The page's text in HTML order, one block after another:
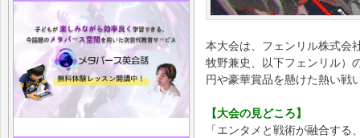
本大会は、フェンリル株式会
牧野兼史、以下フェンリル）
円や豪華賞品を懸けた熱い戦
【大会の見どころ】
「エンタメと戦術が融合する